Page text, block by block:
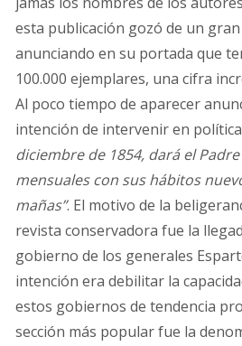
esta publicación gozó de un
anunciando en su portada que
100.000 ejemplares, una cifra
Al poco tiempo de aparecer
intención de intervenir en
diciembre de 1854, dará el
mensuales con sus hábitos
mañas”. El motivo de la
revista conservadora fue la
gobierno de los generales
intención era debilitar la
estos gobiernos de tendencia
sección más popular fue la